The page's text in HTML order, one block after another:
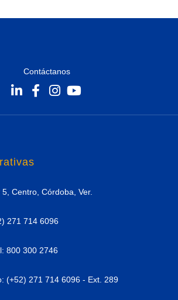
Contáctanos
Centro, Córdoba, Ver.
271 714 6096
800 300 2746
(+52) 271 714 6096 - Ext. 289